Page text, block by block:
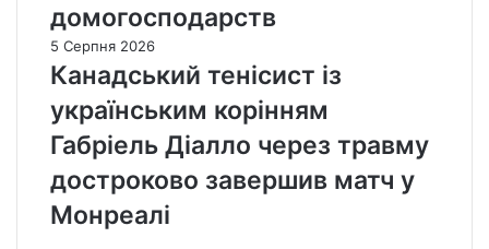
домогосподарств
5 Серпня 2026
Канадський тенісист із
українським корінням
Габріель Діалло через травму
достроково завершив матч у
Монреалі